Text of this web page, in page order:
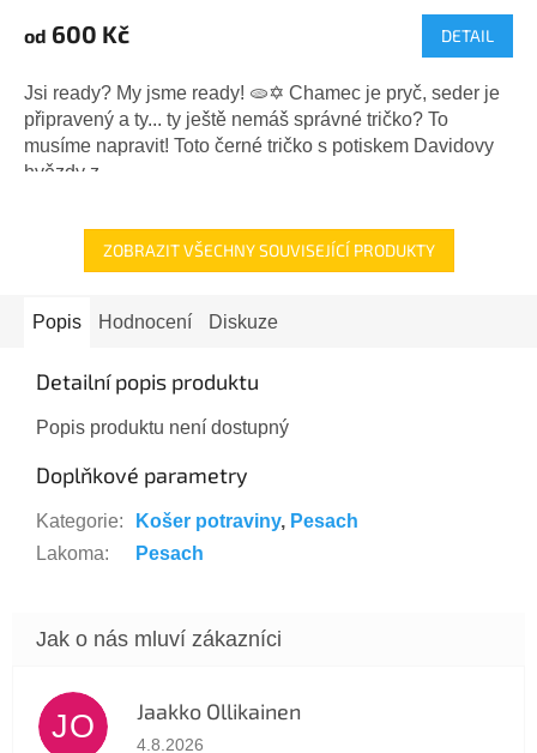
od 600 Kč DETAIL
Jsi ready? My jsme ready! 🫓✡️ Chamec je pryč, seder je
připravený a ty... ty ještě nemáš správné tričko? To
musíme napravit! Toto černé tričko s potiskem Davidovy
hvězdy z...
ZOBRAZIT VŠECHNY SOUVISEJÍCÍ PRODUKTY
Popis Hodnocení Diskuze
Detailní popis produktu
Popis produktu není dostupný
Doplňkové parametry
Kategorie: Košer potraviny, Pesach
Lakoma: Pesach
JO Jaakko Ollikainen
Hodnocení obchodu je 5 z 5 hvězdiček.
4.8.2026